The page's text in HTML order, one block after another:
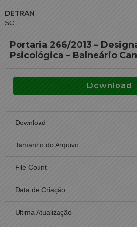
DETRAN
SC
Portaria 266/2013 –
Psicológica – Balneário
Download
Download
Tamanho do Arquivo
File Count
Data de Criação
Ultima Atualização